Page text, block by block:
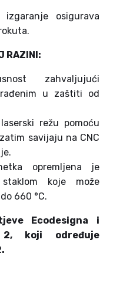
osigurava
RAZINI:
zahvaljujući
u zaštiti od
režu pomoću
savijaju na CNC
opremljena je
koje može
660 °C.
Ecodesigna i
2, koji određuje